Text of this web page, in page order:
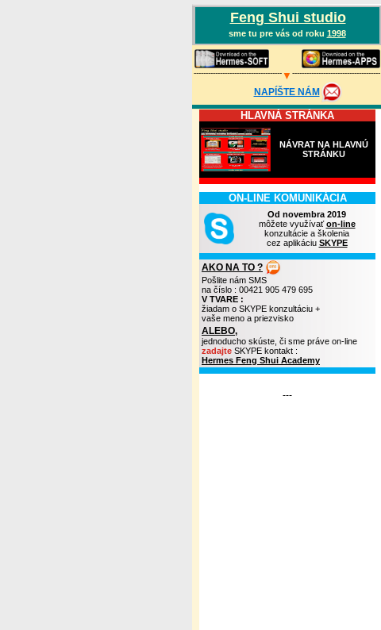
Feng Shui studio
sme tu pre vás od roku 1998
-------------------------------------▼ -------------------------------------
NAPÍŠTE NÁM
HLAVNÁ STRÁNKA
NÁVRAT NA HLAVNÚ
STRÁNKU
ON-LINE KOMUNIKÁCIA
Od novembra 2019
môžete využívaťon-line
konzultácie a školenia
cez aplikáciu SKYPE
AKO NA TO ?
Pošlite nám SMS
na číslo : 00421 905 479 695
V TVARE :
žiadam o SKYPE konzultáciu +
vaše meno a priezvisko
ALEBO,
jednoducho skúste, či sme práve on-line
zadajte SKYPE kontakt :
Hermes Feng Shui Academy
---